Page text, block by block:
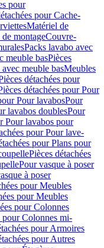
pour
pour Cache-
Matériel de
de montageCouvre-
Packs lavabo avec
meuble basPièces
meuble basMeubles
détachées pour
détachées pour Pour
Pour lavabosPour
lavabos doublesPour
Pour lavabos pour
pour Pour lave-
pour Plans pour
Pièces détachées
Pour vasque à poser
à poser
pour Meubles
pour Meubles
pour Colonnes
pour Colonnes mi-
pour Armoires
pour Autres